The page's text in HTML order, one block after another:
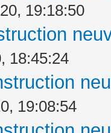
19:18:50
18:45:24
19:08:54